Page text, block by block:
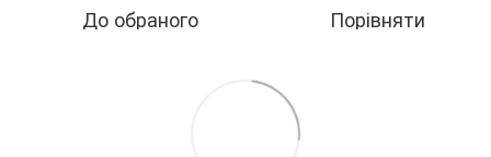
До обраного Порівняти